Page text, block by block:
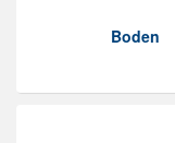
Boden